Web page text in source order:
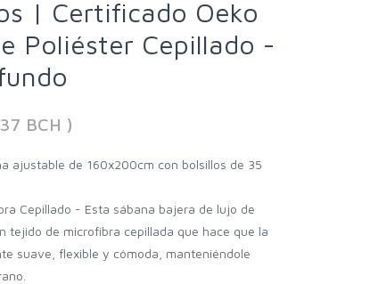
| Certificado Oeko
Poliéster Cepillado -
BCH )
ajustable de 160x200cm con bolsillos de 35
Cepillado - Esta sábana bajera de lujo de
tejido de microfibra cepillada que hace que la
suave, flexible y cómoda, manteniéndole